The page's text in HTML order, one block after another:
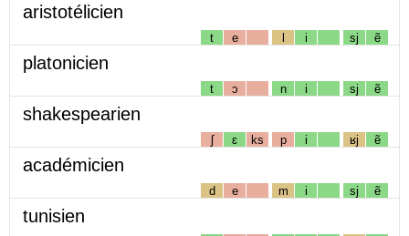
aristotélicien
t e l i sj ẽ
platonicien
t ɔ n i sj ẽ
shakespearien
ʃ ɛ ks p i ʁj ẽ
académicien
d e m i sj ẽ
tunisien